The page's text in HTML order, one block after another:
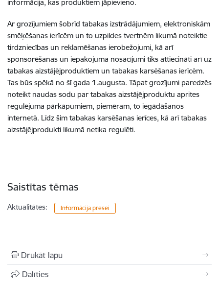
informācija, kas produktiem jāpievieno.
Ar grozījumiem šobrīd tabakas izstrādājumiem, elektroniskām
smēķēšanas ierīcēm un to uzpildes tvertnēm likumā noteiktie
tirdzniecības un reklamēšanas ierobežojumi, kā arī
sponsorēšanas un iepakojuma nosacījumi tiks attiecināti arī uz
tabakas aizstājējproduktiem un tabakas karsēšanas ierīcēm.
Tas būs spēkā no šī gada 1.augusta. Tāpat grozījumi paredzēs
noteikt naudas sodu par tabakas aizstājējproduktu aprites
regulējuma pārkāpumiem, piemēram, to iegādāšanos
internetā. Līdz šim tabakas karsēšanas ierīces, kā arī tabakas
aizstājējprodukti likumā netika regulēti.
Saistītas tēmas
Aktualitātes: Informācija presei
Drukāt lapu
Dalīties